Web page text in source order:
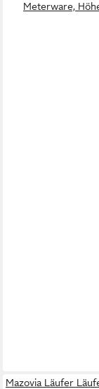
Meterware,
Mazovia Läufer